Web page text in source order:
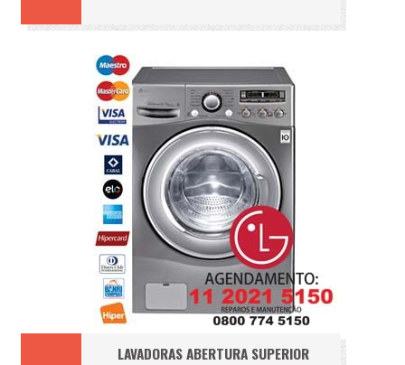
LAVADORAS ABERTURA SUPERIOR